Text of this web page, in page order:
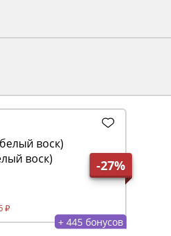
-27%
воск)
+ 445 бонусов